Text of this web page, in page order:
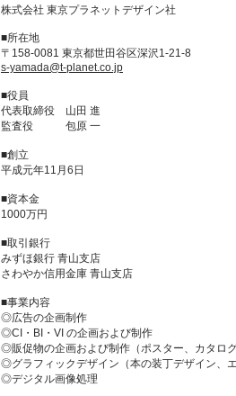
株式会社 東京プラネットデザイン社
■所在地
〒158-0081 東京都世田谷区深沢1-21-8
s-yamada@t-planet.co.jp
■役員
代表取締役 山田 進
監査役 包原 一
■創立
平成元年11月6日
■資本金
1000万円
■取引銀行
みずほ銀行 青山支店
さわやか信用金庫 青山支店
■事業内容
◎広告の企画制作
◎CI・BI・VI の企画および制作
◎販促物の企画および制作（ポスター、カタロ
◎グラフィックデザイン（本の装丁デザイン、
◎デジタル画像処理